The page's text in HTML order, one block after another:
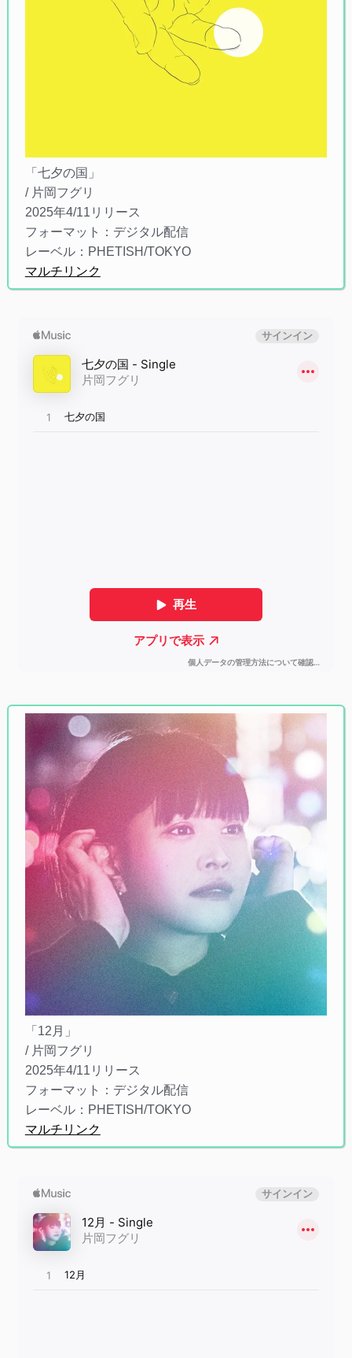
「七夕の国」
/ 片岡フグリ
2025年4/11リリース
フォーマット：デジタル配信
レーベル：PHETISH/TOKYO
マルチリンク
「12月」
/ 片岡フグリ
2025年4/11リリース
フォーマット：デジタル配信
レーベル：PHETISH/TOKYO
マルチリンク